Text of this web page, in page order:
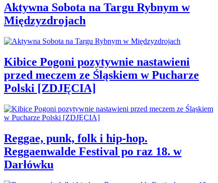
Aktywna Sobota na Targu Rybnym w
Międzyzdrojach
Kibice Pogoni pozytywnie nastawieni
przed meczem ze Śląskiem w Pucharze
Polski [ZDJĘCIA]
Reggae, punk, folk i hip-hop.
Reggaenwalde Festival po raz 18. w
Darłówku